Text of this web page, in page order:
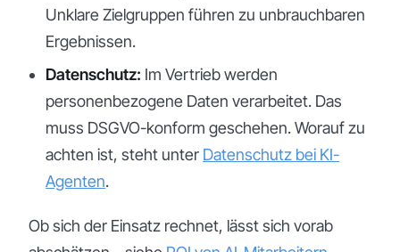
Unklare Zielgruppen führen zu unbrauchbaren
Ergebnissen.
Datenschutz: Im Vertrieb werden
personenbezogene Daten verarbeitet. Das
muss DSGVO-konform geschehen. Worauf zu
achten ist, steht unter Datenschutz bei KI-
Agenten.
Ob sich der Einsatz rechnet, lässt sich vorab